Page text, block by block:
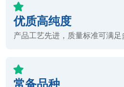
优质高纯度
产品工艺先进，质量标准可满
常备品种